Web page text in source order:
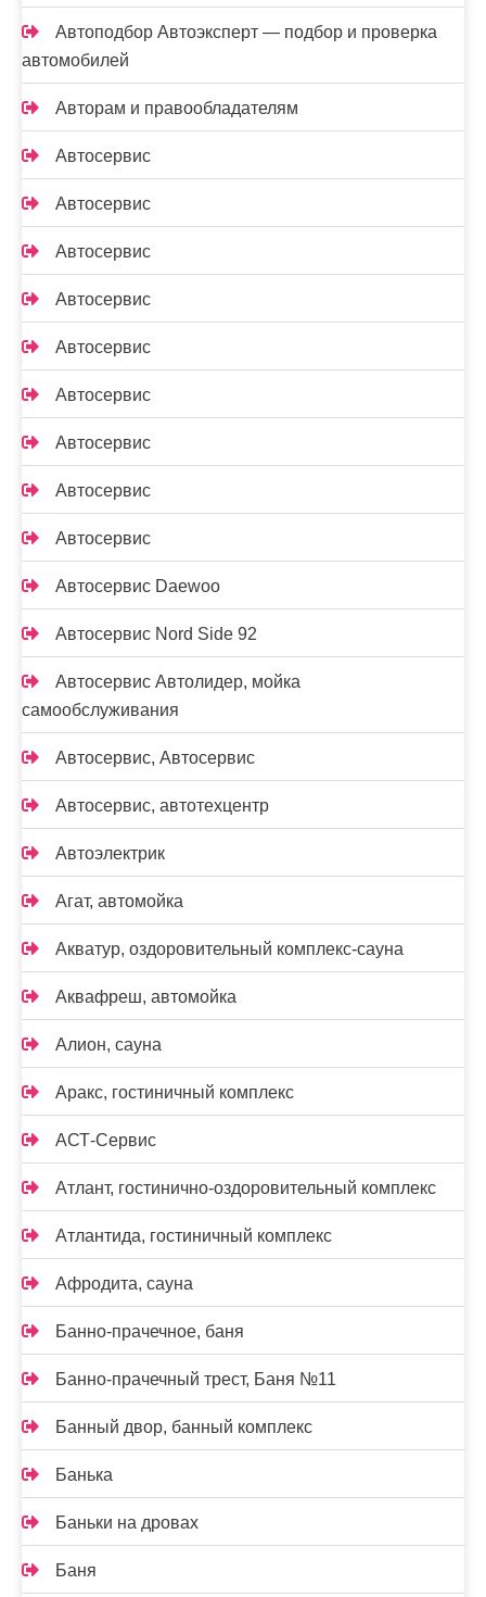
Автоподбор Автоэксперт — подбор и проверка
автомобилей
Авторам и правообладателям
Автосервис
Автосервис
Автосервис
Автосервис
Автосервис
Автосервис
Автосервис
Автосервис
Автосервис
Автосервис Daewoo
Автосервис Nord Side 92
Автосервис Автолидер, мойка
самообслуживания
Автосервис, Автосервис
Автосервис, автотехцентр
Автоэлектрик
Агат, автомойка
Акватур, оздоровительный комплекс-сауна
Аквафреш, автомойка
Алион, сауна
Аракс, гостиничный комплекс
АСТ-Сервис
Атлант, гостинично-оздоровительный комплекс
Атлантида, гостиничный комплекс
Афродита, сауна
Банно-прачечное, баня
Банно-прачечный трест, Баня №11
Банный двор, банный комплекс
Банька
Баньки на дровах
Баня